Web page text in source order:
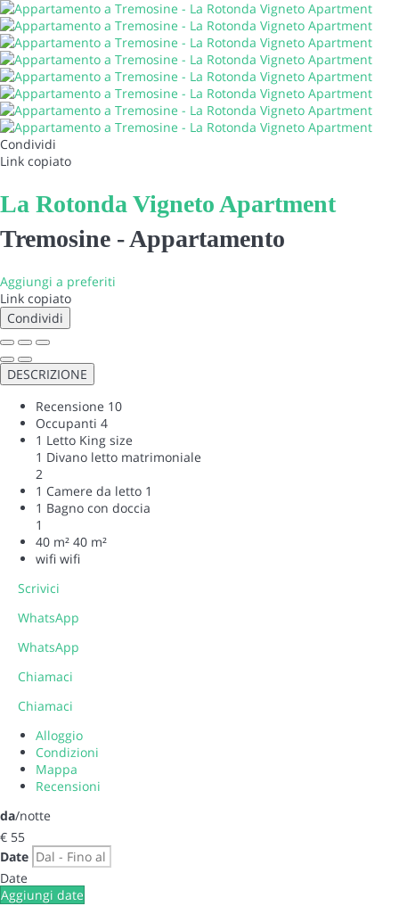
Condividi
Link copiato
La Rotonda Vigneto Apartment
Tremosine -Appartamento
Aggiungi a preferiti
Link copiato
Condividi
DESCRIZIONE
Recensione 10
Occupanti 4
1 Letto King size
1 Divano letto matrimoniale
2
1 Camere da letto 1
1 Bagno con doccia
1
40 m² 40 m²
wifi wifi
Scrivici
WhatsApp
WhatsApp
Chiamaci
Chiamaci
Alloggio
Condizioni
Mappa
Recensioni
da/notte
€ 55
Date
Date
Aggiungi date